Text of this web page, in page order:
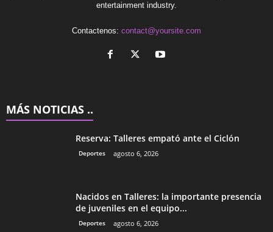
entertainment industry.
Contactenos: contact@yoursite.com
MÁS NOTICIAS ..
Reserva: Talleres empató ante el Ciclón
Deportes agosto 6, 2026
Nacidos en Talleres: la importante presencia
de juveniles en el equipo...
Deportes agosto 6, 2026